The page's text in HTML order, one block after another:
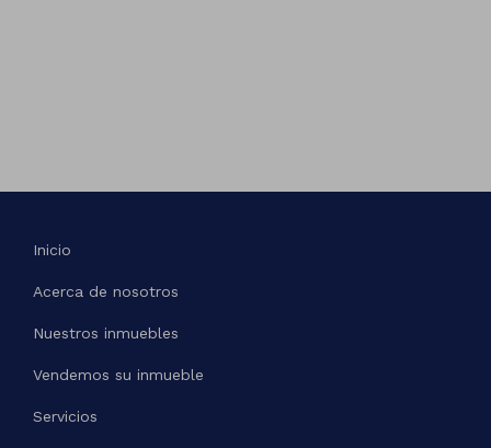
Inicio
Acerca de nosotros
Nuestros inmuebles
Vendemos su inmueble
Servicios